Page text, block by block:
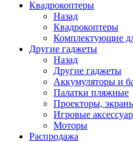
Квадрокоптеры
Назад
Квадрокоптеры
Комплектующие
Другие гаджеты
Назад
Другие гаджеты
Аккумуляторы и
Палатки пляжные
Проекторы,
Игровые
Моторы
Распродажа